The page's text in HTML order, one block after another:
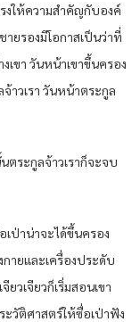
งให้ความสำคัญกับองค์
ยรองมีโอกาสเป็นว่าที่
เขา วันหน้าเขาขึ้นครอง
าวเรา วันหน้าตระกูล
ระกูลจ้าวเราก็จะจบ
เป่าน่าจะได้ขึ้นครอง
กายและเครื่องประดับ
วเจียวก็เริ่มสอนเขา
ะวัติศาสตร์ให้ซื่อเป่าฟัง